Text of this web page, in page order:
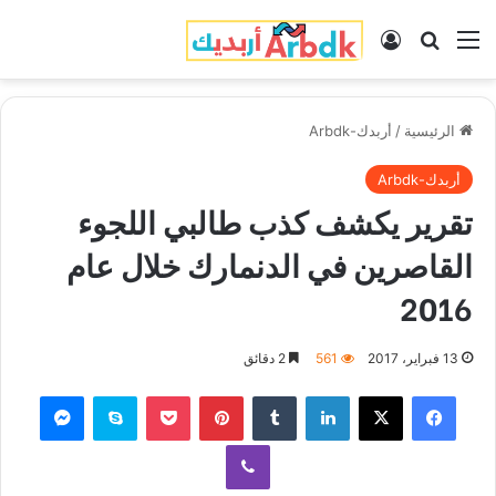
القائمة بحث عنتسجيل الدخول
الرئيسية / أربدك-Arbdk
أربدك-Arbdk
تقرير يكشف كذب طالبي اللجوء
القاصرين في الدنمارك خلال عام
2016
13 فبراير، 2017 561
فيسبوك لينكدإن بينتيريست سكايب
ڤايبر